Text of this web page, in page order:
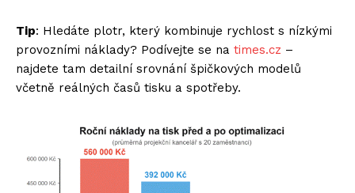
Tip: Hledáte plotr, který kombinuje rychlost s nízkými
provozními náklady? Podívejte se na times.cz –
najdete tam detailní srovnání špičkových modelů
včetně reálných časů tisku a spotřeby.